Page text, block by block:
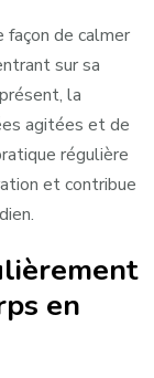
de calmer
sur sa
la
agitées et de
régulière
et contribue
en